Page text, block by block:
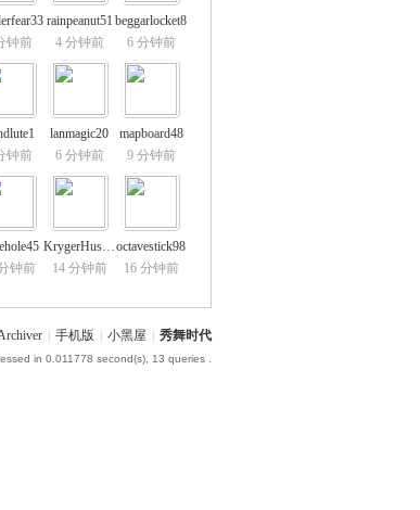
钟前
rainpeanut51
4 分钟前
beggarlocket8
6 分钟前
钟前
lanmagic20
6 分钟前
mapboard48
9 分钟前
钟前
KrygerHussein
14 分钟前
octavestick98
16 分钟前
手机版 小黑屋 秀舞时代
in 0.011778 second(s), 13 queries .